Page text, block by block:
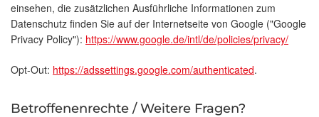
einsehen, die zusätzlichen Ausführliche Informationen zum
Datenschutz finden Sie auf der Internetseite von Google ("Google
Privacy Policy"): https://www.google.de/intl/de/policies/privacy/
Opt-Out: https://adssettings.google.com/authenticated.
Betroffenenrechte / Weitere Fragen?